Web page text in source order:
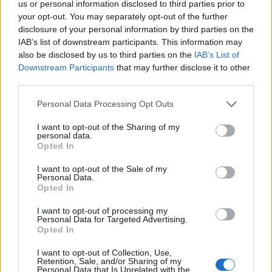
us or personal information disclosed to third parties prior to
your opt-out. You may separately opt-out of the further
disclosure of your personal information by third parties on the
IAB’s list of downstream participants. This information may
also be disclosed by us to third parties on the IAB’s List of
Downstream Participants that may further disclose it to other
Personal Data Processing Opt Outs
I want to opt-out of the Sharing of my
personal data.
Opted In
I want to opt-out of the Sale of my
Personal Data.
Opted In
I want to opt-out of processing my
Personal Data for Targeted Advertising.
Opted In
I want to opt-out of Collection, Use,
Retention, Sale, and/or Sharing of my
Personal Data that Is Unrelated with the
Ειδικό Χωροταξικό για τον Τουρισμό: Οι νέοι
κανόνες για επενδύσεις, νησιά και προορισμούς υπό
πίεση
08/08/2026 - 13:21 ΤΟΥΡΙΣΜΟΣ
Υπουργείο Εργασίας: Ο “χάρτης” των πληρωμών
Οι Hamilton Reserve Bank και SEE Capital
Hamilton Ltd. συνάπτουν συμφωνία υπηρεσιών
08/08/2026 - 13:44 ΕΠΙΧΕΙΡΗΣΕΙΣ
1,76%, κέρδη 23,31% από τις αρχές του έτους
08/08/2026 - 12:36
Διευρύνεται η πρωτοβουλία για τις τιμές στο ράφι
με 916 προϊόντα